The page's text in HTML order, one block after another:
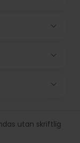
utan skriftlig